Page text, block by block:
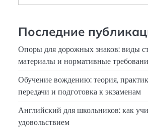
Последние
Опоры для дорожных знаков: виды
материалы и нормативные
Обучение вождению: теория,
передачи и подготовка к экзаменам
Английский для школьников: как
удовольствием